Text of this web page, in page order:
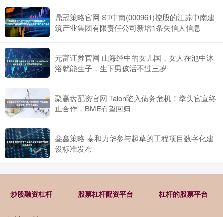
鼎冠策略官网 ST中南(000961)控股的江苏中南建
筑产业集团有限责任公司新增1条失信人信息
元富证券官网 山海经中的女儿国，女人在池中沐
浴就能生子，生下男孩活不过三岁
聚赢盘配资官网 Talon陷入债务危机！拳头官宣终
止合作，BME有望回归
叁鑫策略 泰和力华参与起草的工程项目数字化建
设标准发布
炒股融资杠杆 股票杠杆配资平台 杠杆的股票平台